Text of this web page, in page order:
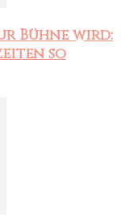
Bühne wird:
so